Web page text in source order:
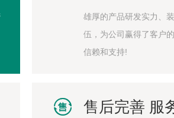
雄厚的产品研发实力、
伍，为公司赢得了客户
信赖和支持!
 售后完善 服